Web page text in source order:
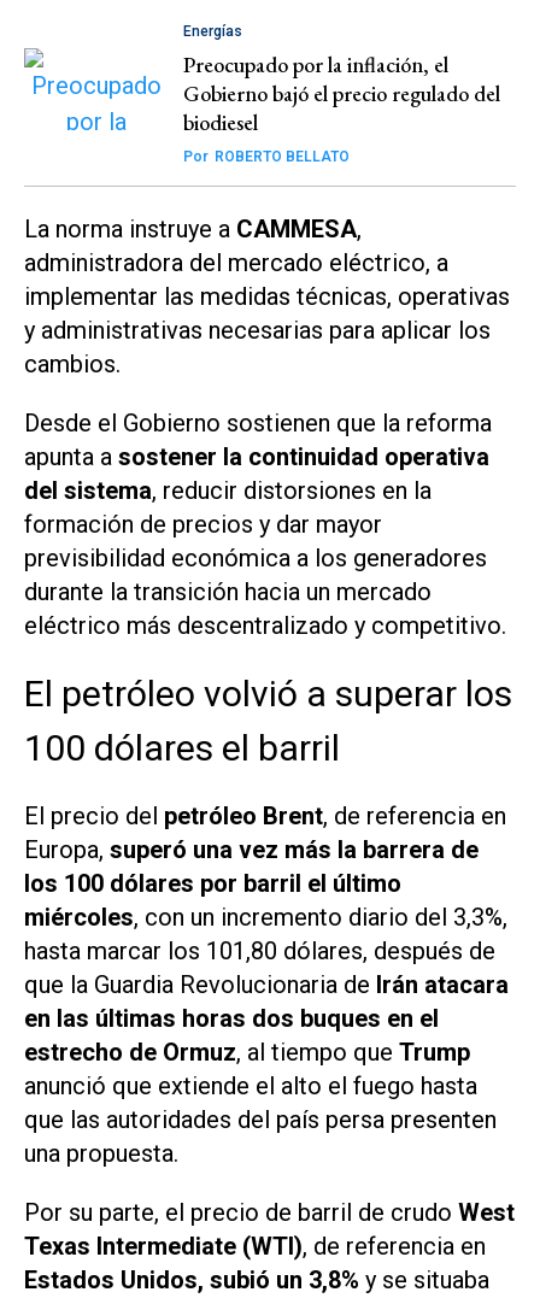
Energías
Preocupado por la inflación, el
Gobierno bajó el precio regulado del
biodiesel
Por ROBERTO BELLATO
La norma instruye a CAMMESA,
administradora del mercado eléctrico, a
implementar las medidas técnicas, operativas
y administrativas necesarias para aplicar los
cambios.
Desde el Gobierno sostienen que la reforma
apunta a sostener la continuidad operativa
del sistema, reducir distorsiones en la
formación de precios y dar mayor
previsibilidad económica a los generadores
durante la transición hacia un mercado
eléctrico más descentralizado y competitivo.
El petróleo volvió a superar los
100 dólares el barril
El precio del petróleo Brent, de referencia en
Europa, superó una vez más la barrera de
los 100 dólares por barril el último
miércoles, con un incremento diario del 3,3%,
hasta marcar los 101,80 dólares, después de
que la Guardia Revolucionaria de Irán atacara
en las últimas horas dos buques en el
estrecho de Ormuz, al tiempo que Trump
anunció que extiende el alto el fuego hasta
que las autoridades del país persa presenten
una propuesta.
Por su parte, el precio de barril de crudo West
Texas Intermediate (WTI), de referencia en
Estados Unidos, subió un 3,8% y se situaba